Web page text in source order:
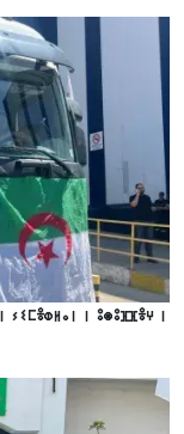
ⵢⵉⵎⴻⵀⵍⴰⵏ ⵏ ⵓⵙⵓⴼⴼⴻⵖ ⵏ